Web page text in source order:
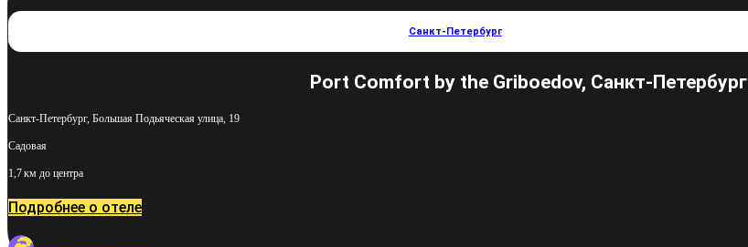
Санкт-Петербург
Port Comfort by the Griboedov, Санкт-Петербург
Санкт-Петербург, Большая Подьяческая улица, 19
Садовая
1,7 км до центра
Подробнее о отеле